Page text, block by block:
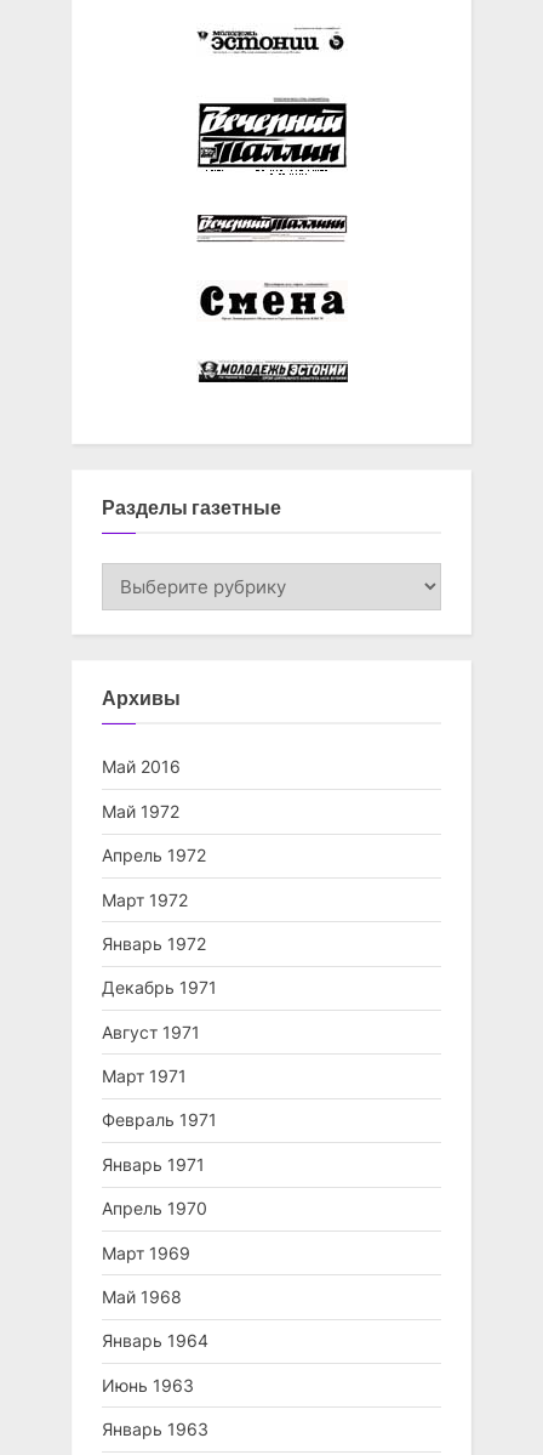
Разделы газетные
Разделы
Архивы
Май 2016
Май 1972
Апрель 1972
Март 1972
Январь 1972
Декабрь 1971
Август 1971
Март 1971
Февраль 1971
Январь 1971
Апрель 1970
Март 1969
Май 1968
Январь 1964
Июнь 1963
Январь 1963